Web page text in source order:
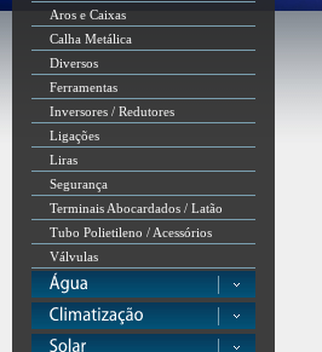
Aros e Caixas
Calha Metálica
Diversos
Ferramentas
Inversores / Redutores
Ligações
Liras
Segurança
Terminais Abocardados / Latão
Tubo Polietileno / Acessórios
Válvulas